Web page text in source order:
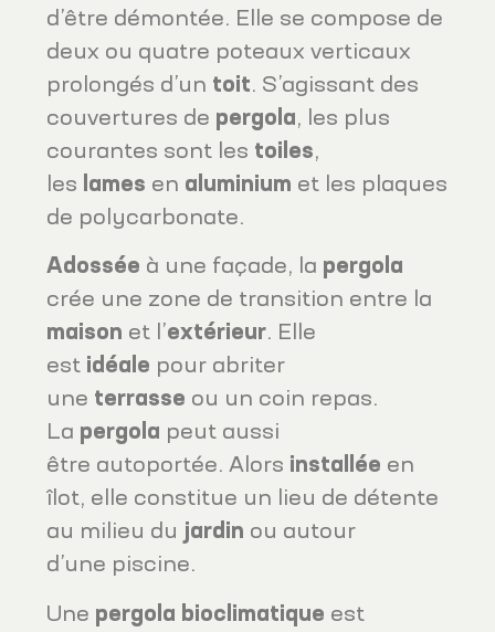
d’être démontée. Elle se compose de
deux ou quatre poteaux verticaux
prolongés d’un toit. S’agissant des
couvertures de pergola, les plus
courantes sont les toiles,
les lames en aluminium et les plaques
de polycarbonate.
Adossée à une façade, la pergola
crée une zone de transition entre la
maison et l’extérieur. Elle
est idéale pour abriter
une terrasse ou un coin repas.
La pergola peut aussi
être autoportée. Alors installée en
îlot, elle constitue un lieu de détente
au milieu du jardin ou autour
d’une piscine.
Une pergola bioclimatique est